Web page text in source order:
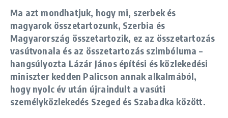
Ma azt mondhatjuk, hogy mi, szerbek és
magyarok összetartozunk, Szerbia és
Magyarország összetartozik, ez az összetartozás
vasútvonala és az összetartozás szimbóluma –
hangsúlyozta Lázár János építési és közlekedési
miniszter kedden Palicson annak alkalmából,
hogy nyolc év után újraindult a vasúti
személyközlekedés Szeged és Szabadka között.